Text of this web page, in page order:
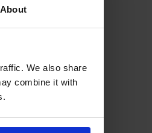
About
We also share
combine it with